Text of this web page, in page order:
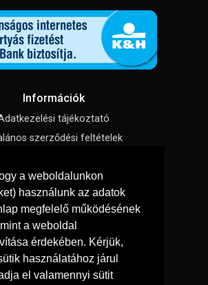
a weboldalunkon
használunk az adatok
megfelelő működésének
a weboldal
érdekében. Kérjük,
használatához járul
el valamennyi sütit
Információk
tájékoztató
szerződési feltételek
Süti beállítások
Menü
Hírek, cikkek
Kapcsolat
Letölthető katalógusok